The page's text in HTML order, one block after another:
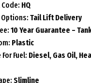
HQ
Options: Tail Lift Delivery
10 Year Guarantee –
Plastic
Fuel: Diesel, Gas Oil,
Slimline